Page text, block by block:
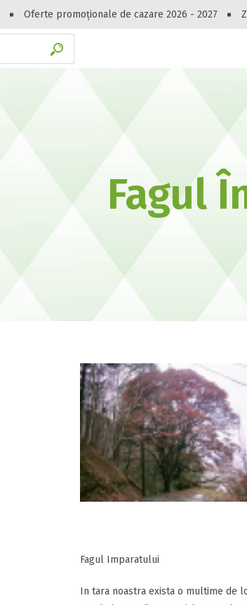
Oferte promoționale de cazare 2026 - 2027
Peste
Gasești hoteluri, pensiuni,
Fagul
Fagul Imparatului
In tara noastra exista o multime de